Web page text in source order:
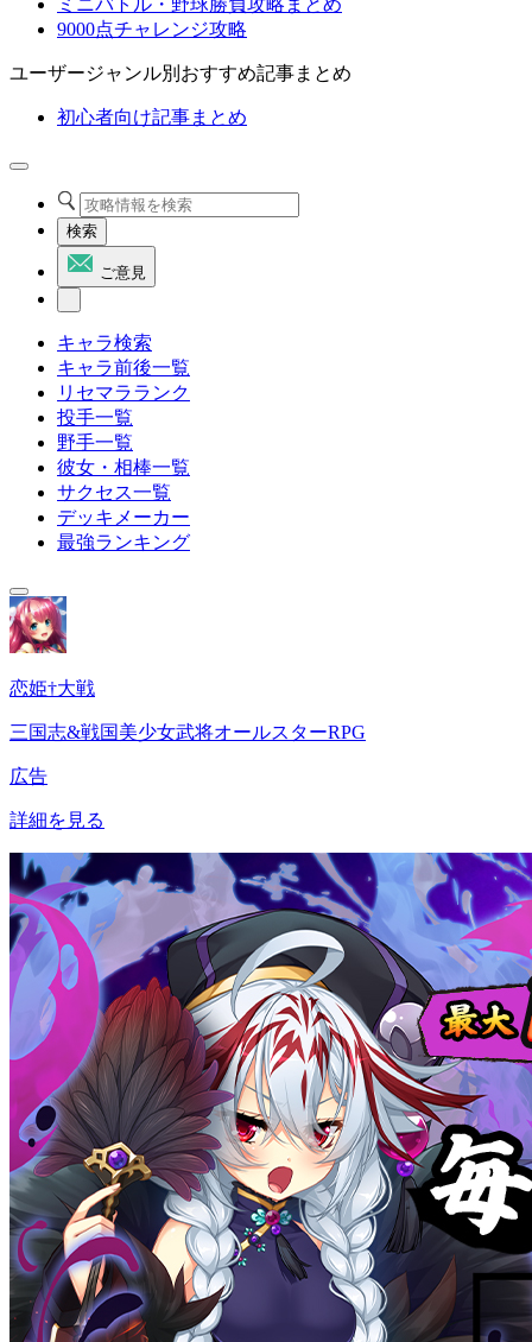
ミニバトル・野球勝負攻略まとめ
9000点チャレンジ攻略
ユーザージャンル別おすすめ記事まとめ
初心者向け記事まとめ
検索
ご意見
キャラ検索
キャラ前後一覧
リセマラランク
投手一覧
野手一覧
彼女・相棒一覧
サクセス一覧
デッキメーカー
最強ランキング
恋姫†大戦
三国志&戦国美少女武将オールスターRPG
広告
詳細を見る